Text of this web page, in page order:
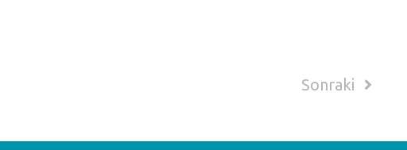
Sonraki